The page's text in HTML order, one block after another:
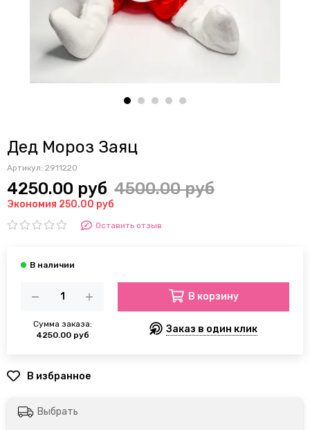
Дед Мороз Заяц
Артикул: 2911220
4250.00 руб 4500.00 руб
Экономия 250.00 руб
Оставить отзыв
Сумма заказа:
4250.00 руб
В корзину
Заказ в один клик
Выбрать